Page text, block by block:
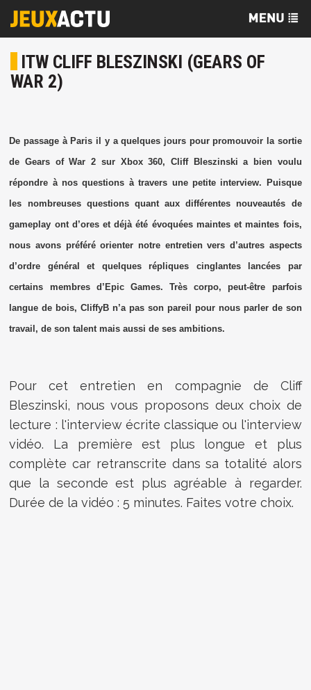
ITW CLIFF BLESZINSKI (GEARS OF
WAR 2)
De passage à Paris il y a quelques jours pour promouvoir la sortie
de Gears of War 2 sur Xbox 360, Cliff Bleszinski a bien voulu
répondre à nos questions à travers une petite interview. Puisque
les nombreuses questions quant aux différentes nouveautés de
gameplay ont d’ores et déjà été évoquées maintes et maintes fois,
nous avons préféré orienter notre entretien vers d’autres aspects
d’ordre général et quelques répliques cinglantes lancées par
certains membres d’Epic Games. Très corpo, peut-être parfois
langue de bois, CliffyB n’a pas son pareil pour nous parler de son
travail, de son talent mais aussi de ses ambitions.
Pour cet entretien en compagnie de Cliff
Bleszinski, nous vous proposons deux choix de
lecture : l'interview écrite classique ou l'interview
vidéo. La première est plus longue et plus
complète car retranscrite dans sa totalité alors
que la seconde est plus agréable à regarder.
Durée de la vidéo : 5 minutes. Faites votre choix.